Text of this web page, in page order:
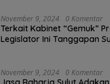
November 9, 2024 0 Komentar
Terkait Kabinet “Gemuk”
Legislator Ini Tanggapan
November 9, 2024 0 Komentar